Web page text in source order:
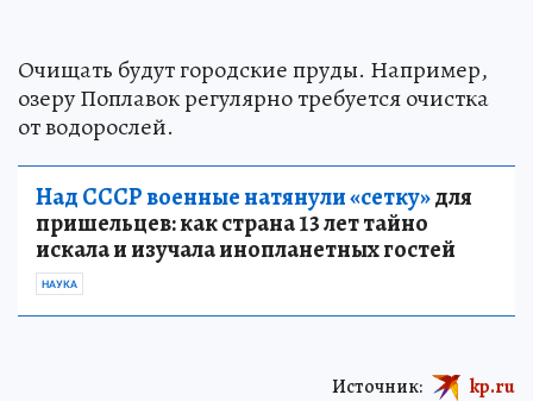
Очищать будут городские пруды. Например,
озеру Поплавок регулярно требуется очистка
от водорослей.
Над СССР военные натянули «сетку»для
пришельцев: как страна 13 лет тайно
искала и изучала инопланетных гостей
НАУКА
Источник: kp.ru